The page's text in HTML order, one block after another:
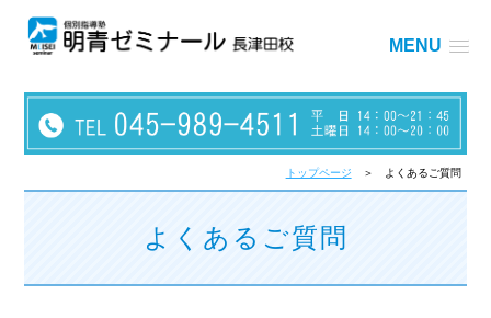
MENU
トップページ ＞ よくあるご質問
よくあるご質問